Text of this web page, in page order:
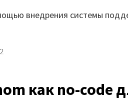
внедрения системы
как no-code